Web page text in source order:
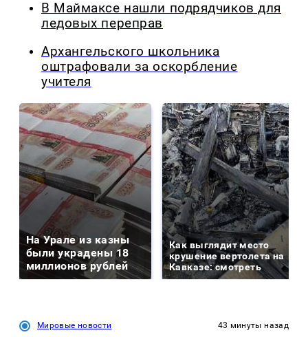
В Маймаксе нашли подрядчиков для
ледовых переправ
Архангельского школьника
оштрафовали за оскорбление
учителя
На Урале из казны
были украдены 18
миллионов рублей
Как выглядит место
крушение вертолета на
Кавказе: смотреть
Мировые новости 43 минуты назад